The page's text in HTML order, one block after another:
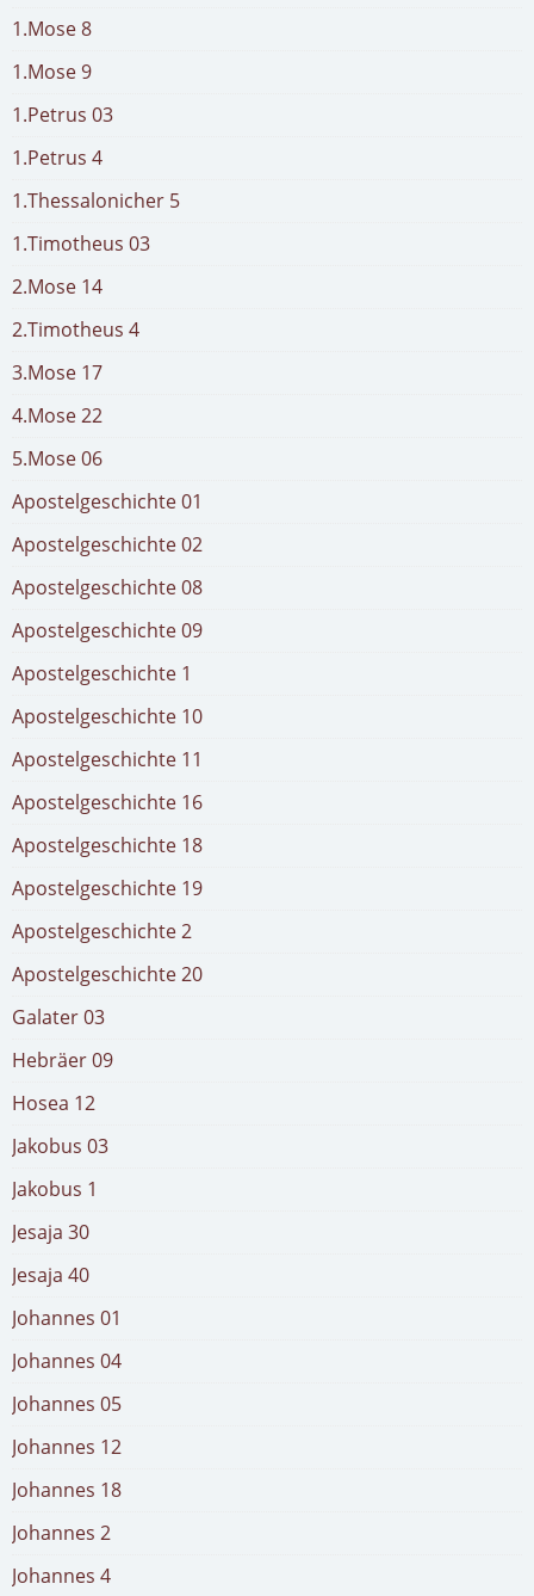
1.Mose 8
1.Mose 9
1.Petrus 03
1.Petrus 4
1.Thessalonicher 5
1.Timotheus 03
2.Mose 14
2.Timotheus 4
3.Mose 17
4.Mose 22
5.Mose 06
Apostelgeschichte 01
Apostelgeschichte 02
Apostelgeschichte 08
Apostelgeschichte 09
Apostelgeschichte 1
Apostelgeschichte 10
Apostelgeschichte 11
Apostelgeschichte 16
Apostelgeschichte 18
Apostelgeschichte 19
Apostelgeschichte 2
Apostelgeschichte 20
Galater 03
Hebräer 09
Hosea 12
Jakobus 03
Jakobus 1
Jesaja 30
Jesaja 40
Johannes 01
Johannes 04
Johannes 05
Johannes 12
Johannes 18
Johannes 2
Johannes 4